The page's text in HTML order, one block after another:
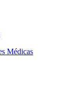
Médicas